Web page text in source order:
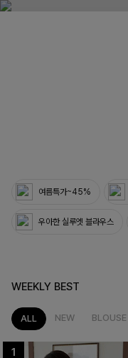
여름특가~45%
우아한 실루엣 블라우스
WEEKLY BEST
ALL NEW BLOUSE